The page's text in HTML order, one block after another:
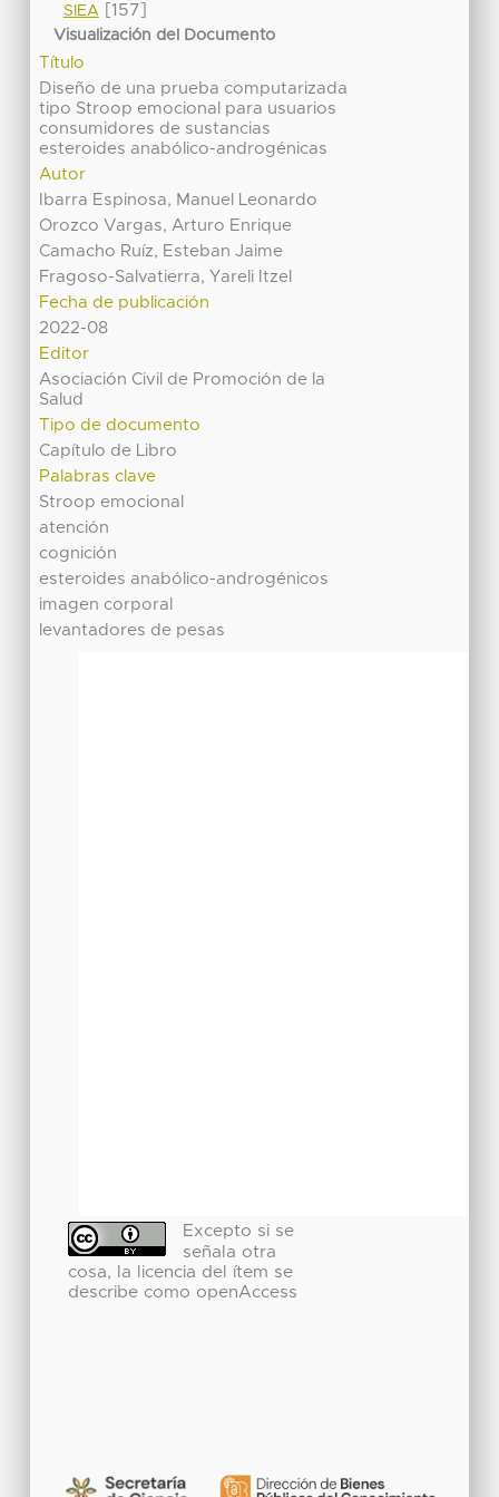
SIEA[157]
Visualización del Documento
Título
Diseño de una prueba computarizada
tipo Stroop emocional para usuarios
consumidores de sustancias
esteroides anabólico-androgénicas
Autor
Ibarra Espinosa, Manuel Leonardo
Orozco Vargas, Arturo Enrique
Camacho Ruíz, Esteban Jaime
Fragoso-Salvatierra, Yareli Itzel
Fecha de publicación
2022-08
Editor
Asociación Civil de Promoción de la
Salud
Tipo de documento
Capítulo de Libro
Palabras clave
Stroop emocional
atención
cognición
esteroides anabólico-androgénicos
imagen corporal
levantadores de pesas
Excepto si se
señala otra
cosa, la licencia del ítem se
describe como openAccess